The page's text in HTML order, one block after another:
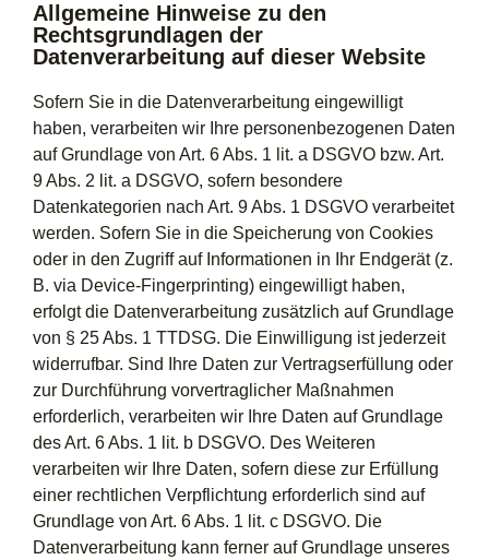
Allgemeine Hinweise zu den
Rechtsgrundlagen der
Datenverarbeitung auf dieser Website
Sofern Sie in die Datenverarbeitung eingewilligt
haben, verarbeiten wir Ihre personenbezogenen Daten
auf Grundlage von Art. 6 Abs. 1 lit. a DSGVO bzw. Art.
9 Abs. 2 lit. a DSGVO, sofern besondere
Datenkategorien nach Art. 9 Abs. 1 DSGVO verarbeitet
werden. Sofern Sie in die Speicherung von Cookies
oder in den Zugriff auf Informationen in Ihr Endgerät (z.
B. via Device-Fingerprinting) eingewilligt haben,
erfolgt die Datenverarbeitung zusätzlich auf Grundlage
von § 25 Abs. 1 TTDSG. Die Einwilligung ist jederzeit
widerrufbar. Sind Ihre Daten zur Vertragserfüllung oder
zur Durchführung vorvertraglicher Maßnahmen
erforderlich, verarbeiten wir Ihre Daten auf Grundlage
des Art. 6 Abs. 1 lit. b DSGVO. Des Weiteren
verarbeiten wir Ihre Daten, sofern diese zur Erfüllung
einer rechtlichen Verpflichtung erforderlich sind auf
Grundlage von Art. 6 Abs. 1 lit. c DSGVO. Die
Datenverarbeitung kann ferner auf Grundlage unseres